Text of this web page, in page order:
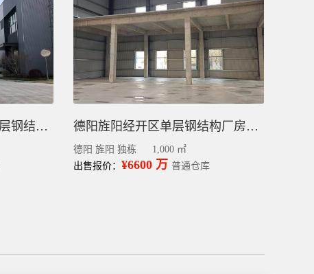
德阳旌阳区仓库出售，单层钢结构厂房出售，5000平 德阳旌阳经开区单层钢结构厂房出售，全新1000平
德阳 旌阳 独栋
1,000 ㎡
出售报价： ¥6600 万 普通仓库